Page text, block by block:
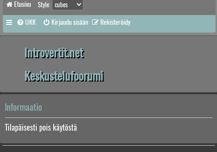
Etusivu Style:
UKK Kirjaudu sisään Rekisteröidy
Introvertit.net
Keskustelufoorumi
Informaatio
Tilapäisesti pois käytöstä